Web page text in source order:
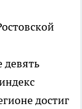
девять
достиг